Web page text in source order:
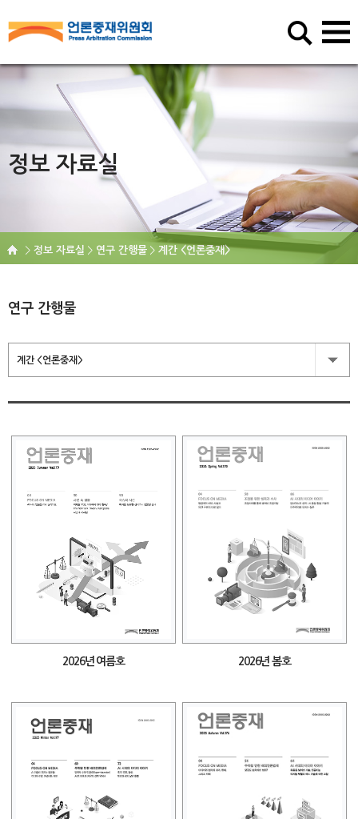
정보 자료실
정보 자료실 연구 간행물 계간 <언론중재>
연구 간행물
계간 <언론중재>
2026년 여름호 2026년 봄호